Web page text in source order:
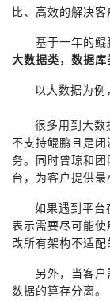
比、高效的解决
基于一年的鲲
大数据类，数据库
以大数据为例
很多用到大数
不支持鲲鹏且是
务。同时曾琼和
台，为客户提供最
如果遇到平台
表示需要尽可能
改所有架构不适配
另外，当客
数据的算存分离。